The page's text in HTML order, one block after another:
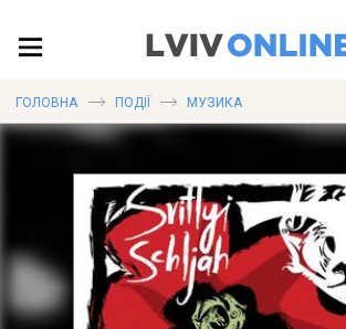
ПУБЛІКАЦІЇ
ГОЛОВНА ПОДІЇ МУЗИКА